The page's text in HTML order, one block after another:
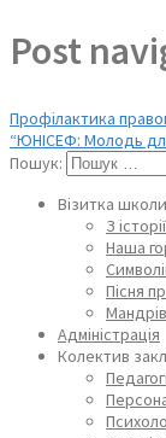
Post
Профілактика
“ЮНІСЕФ: Молодь
Пошук:
Візитка
З
Наша
Пісня
Адміністрація
Колектив